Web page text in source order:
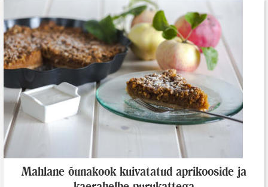
Mahlane õunakook kuivatatud aprikooside ja